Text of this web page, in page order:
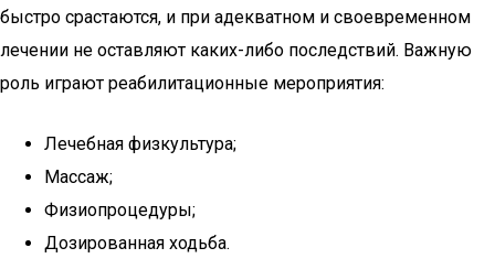
быстро срастаются, и при адекватном и своевременном
лечении не оставляют каких-либо последствий. Важную
роль играют реабилитационные мероприятия:
Лечебная физкультура;
Массаж;
Физиопроцедуры;
Дозированная ходьба.